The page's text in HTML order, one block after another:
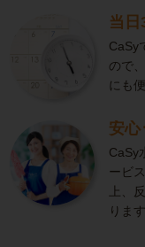
当
CaSy
ので
にも
安心
CaSy
ービ
上、
ります